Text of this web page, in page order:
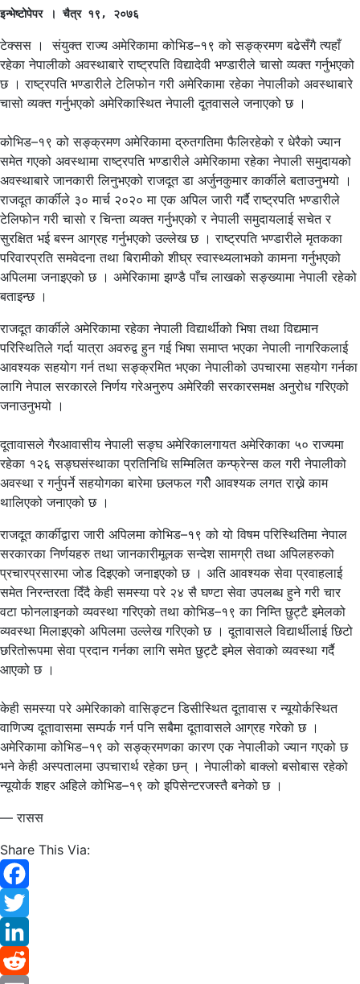
इन्भेष्टोपेपर । चैत्र १९, २०७६
टेक्सस । संयुक्त राज्य अमेरिकामा कोभिड–१९ को सङ्क्रमण बढेसँगै त्यहाँ
रहेका नेपालीको अवस्थाबारे राष्ट्रपति विद्यादेवी भण्डारीले चासो व्यक्त गर्नुभएको
छ । राष्ट्रपति भण्डारीले टेलिफोन गरी अमेरिकामा रहेका नेपालीको अवस्थाबारे
चासो व्यक्त गर्नुभएको अमेरिकास्थित नेपाली दूतवासले जनाएको छ ।
कोभिड–१९ को सङ्क्रमण अमेरिकामा द्रुतगतिमा फैलिरहेको र धेरैको ज्यान
समेत गएको अवस्थामा राष्ट्रपति भण्डारीले अमेरिकामा रहेका नेपाली समुदायको
अवस्थाबारे जानकारी लिनुभएको राजदूत डा अर्जुनकुमार कार्कीले बताउनुभयो ।
राजदूत कार्कीले ३० मार्च २०२० मा एक अपिल जारी गर्दै राष्ट्रपति भण्डारीले
टेलिफोन गरी चासो र चिन्ता व्यक्त गर्नुभएको र नेपाली समुदायलाई सचेत र
सुरक्षित भई बस्न आग्रह गर्नुभएको उल्लेख छ । राष्ट्रपति भण्डारीले मृतकका
परिवारप्रति समवेदना तथा बिरामीको शीघ्र स्वास्थ्यलाभको कामना गर्नुभएको
अपिलमा जनाइएको छ । अमेरिकामा झण्डै पाँच लाखको सङ्ख्यामा नेपाली रहेको
बताइन्छ ।
राजदूत कार्कीले अमेरिकामा रहेका नेपाली विद्यार्थीको भिषा तथा विद्यमान
परिस्थितिले गर्दा यात्रा अवरुद्व हुन गई भिषा समाप्त भएका नेपाली नागरिकलाई
आवश्यक सहयोग गर्न तथा सङ्क्रमित भएका नेपालीको उपचारमा सहयोग गर्नका
लागि नेपाल सरकारले निर्णय गरेअनुरुप अमेरिकी सरकारसमक्ष अनुरोध गरिएको
जनाउनुभयो ।
दूतावासले गैरआवासीय नेपाली सङ्घ अमेरिकालगायत अमेरिकाका ५० राज्यमा
रहेका १२६ सङ्घसंस्थाका प्रतिनिधि सम्मिलित कन्फ्रेन्स कल गरी नेपालीको
अवस्था र गर्नुपर्ने सहयोगका बारेमा छलफल गरीे आवश्यक लगत राख्ने काम
थालिएको जनाएको छ ।
राजदूत कार्कीद्वारा जारी अपिलमा कोभिड–१९ को यो विषम परिस्थितिमा नेपाल
सरकारका निर्णयहरु तथा जानकारीमूलक सन्देश सामग्री तथा अपिलहरुको
प्रचारप्रसारमा जोड दिइएको जनाइएको छ । अति आवश्यक सेवा प्रवाहलाई
समेत निरन्तरता दिँदै केही समस्या परे २४ सै घण्टा सेवा उपलब्ध हुने गरी चार
वटा फोनलाइनको व्यवस्था गरिएको तथा कोभिड–१९ का निम्ति छुट्टै इमेलको
व्यवस्था मिलाइएको अपिलमा उल्लेख गरिएको छ । दूतावासले विद्यार्थीलाई छिटो
छरितोरूपमा सेवा प्रदान गर्नका लागि समेत छुट्टै इमेल सेवाको व्यवस्था गर्दै
आएको छ ।
केही समस्या परे अमेरिकाको वासिङ्टन डिसीस्थित दूतावास र न्यूयोर्कस्थित
वाणिज्य दूतावासमा सम्पर्क गर्न पनि सबैमा दूतावासले आग्रह गरेको छ ।
अमेरिकामा कोभिड–१९ को सङ्क्रमणका कारण एक नेपालीको ज्यान गएको छ
भने केही अस्पतालमा उपचारार्थ रहेका छन् । नेपालीको बाक्लो बसोबास रहेको
न्यूयोर्क शहर अहिले कोभिड–१९ को इपिसेन्टरजस्तै बनेको छ ।
— रासस
Share This Via:
Facebook
Twitter
LinkedIn